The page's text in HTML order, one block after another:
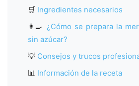
🛒 Ingredientes necesarios
👩‍🍳 ¿Cómo se prepara la
sin azúcar?
💡 Consejos y trucos
📊 Información de la receta